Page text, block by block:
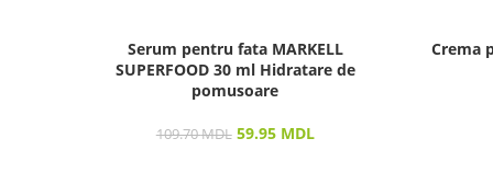
Serum pentru fata MARKELL
SUPERFOOD 30 ml Hidratare de
pomusoare
109.70MDL 59.95 MDL
Crema